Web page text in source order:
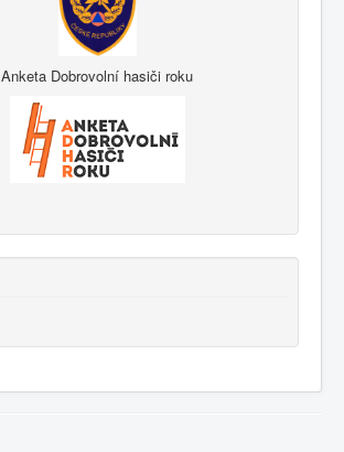
Anketa Dobrovolní hasiči roku